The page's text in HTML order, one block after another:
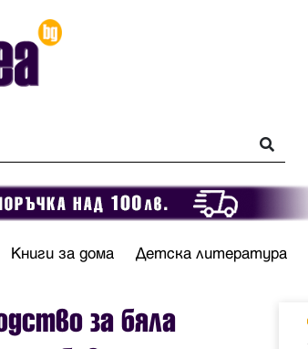
Книги за дома Детска литература
за бяла